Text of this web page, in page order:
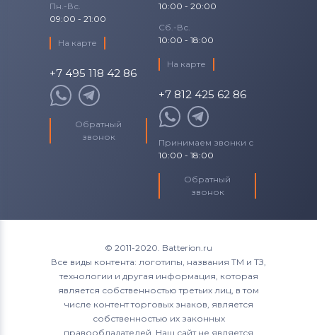
Пн.-Вс.
09:00 - 21:00
На карте
+7 495 118 42 86
Обратный
звонок
10:00 - 20:00
Сб.-Вс.
10:00 - 18:00
На карте
+7 812 425 62 86
Принимаем звонки с
10:00 - 18:00
Обратный
звонок
© 2011-2020. Batterion.ru
Все виды контента: логотипы, названия ТМ и ТЗ,
технологии и другая информация, которая
является собственностью третьих лиц, в том
числе контент торговых знаков, является
собственностью их законных
правообладателей. Наш сайт не является